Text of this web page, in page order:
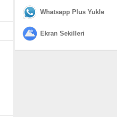
Whatsapp Plus Yukle
Ekran Sekilleri